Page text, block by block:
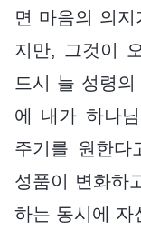
면 마음의 의
지만, 그것이
드시 늘 성령
에 내가 하나
주기를 원한다
성품이 변화하
하는 동시에 자